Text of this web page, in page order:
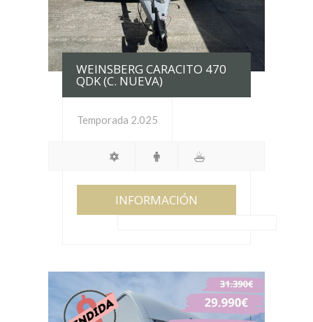
WEINSBERG CARACITO 470
QDK (C. NUEVA)
Temporada 2.025
INFORMACIÓN